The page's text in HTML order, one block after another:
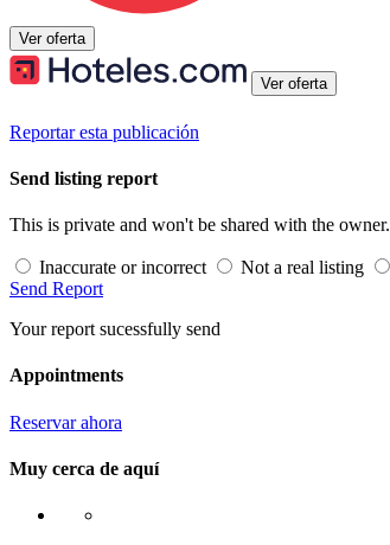
Ver oferta
Ver oferta
Reportar esta publicación
Send listing report
This is private and won't be shared with the owner.
Inaccurate or incorrect Not a real listing
Send Report
Your report sucessfully send
Appointments
Reservar ahora
Muy cerca de aquí